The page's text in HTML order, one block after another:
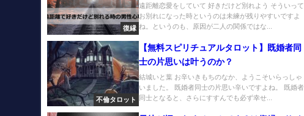
復縁
遠距離恋愛をしていて 好きだけど別れよう そういって
お別れになった時というのは未練が残りやすいですよ
ね。というのも、原因が二人の関係ではな...
不倫タロット
【無料スピリチュアルタロット】既婚者同
士の片思いは叶うのか？
結城いと葉 お辛いきもちのなか、ようこそいらっしゃ
いました。 既婚者同士の片思い辛いですよね。 既婚者
同士となると、さらにすすんでも必ず幸せ...